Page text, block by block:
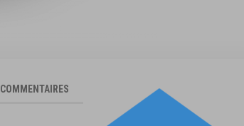
COMMENTAIRES